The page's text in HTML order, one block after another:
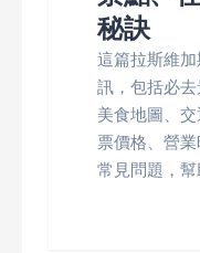
秘訣
這篇拉斯維
訊，包括必去
美食地圖、
票價格、營
常見問題，幫